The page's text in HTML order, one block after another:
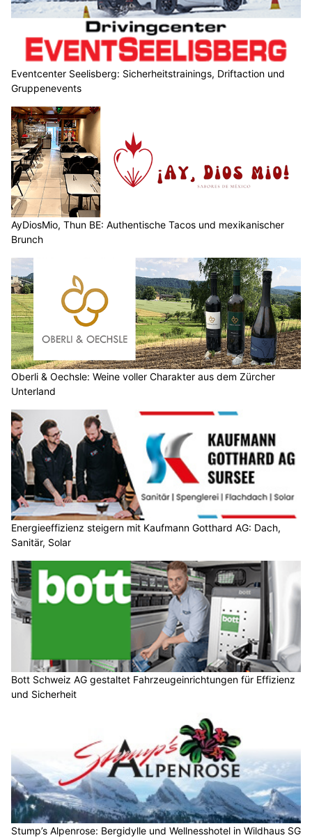
Eventcenter Seelisberg: Sicherheitstrainings, Driftaction und
Gruppenevents
AyDiosMio, Thun BE: Authentische Tacos und mexikanischer
Brunch
Oberli & Oechsle: Weine voller Charakter aus dem Zürcher
Unterland
Energieeffizienz steigern mit Kaufmann Gotthard AG: Dach,
Sanitär, Solar
Bott Schweiz AG gestaltet Fahrzeugeinrichtungen für Effizienz
und Sicherheit
Stump’s Alpenrose: Bergidylle und Wellnesshotel in Wildhaus SG